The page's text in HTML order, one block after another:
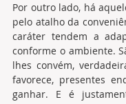
Por outro lado, há
pelo atalho da
caráter tendem a
conforme o ambiente.
lhes convém,
favorece, presentes
ganhar. E é